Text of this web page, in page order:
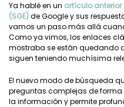
Ya hablé en un artículo anterior
(SGE)de Google y sus
vamos un paso más allá
Como ya vimos, los enlaces
mostraba se están quedando
siguen teniendo muchísima
El nuevo modo de búsqueda
preguntas complejas de
la información y permite